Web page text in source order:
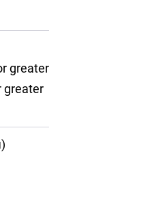
greater
greater